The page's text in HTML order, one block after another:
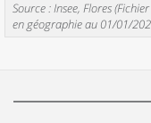
Source : Insee, Flores
en géographie au 01/01/